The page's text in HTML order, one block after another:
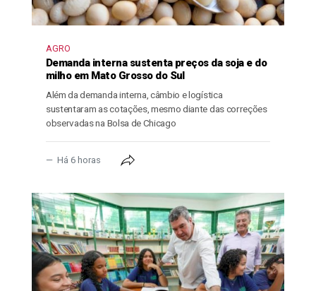
AGRO
Demanda interna sustenta preços da soja e do
milho em Mato Grosso do Sul
Além da demanda interna, câmbio e logística
sustentaram as cotações, mesmo diante das correções
observadas na Bolsa de Chicago
Há 6 horas